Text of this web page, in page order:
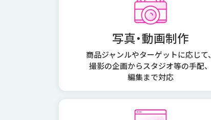
写真・動画制作
商品ジャンルやターゲットに応じて、
撮影の企画からスタジオ等の手配、
編集まで対応